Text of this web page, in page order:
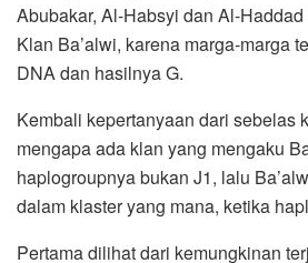
Abubakar, Al-Habsyi dan Al-
Klan Ba’alwi, karena marga-marga
DNA dan hasilnya G.
Kembali kepertanyaan dari sebelas
mengapa ada klan yang mengaku
haplogroupnya bukan J1, lalu
dalam klaster yang mana, ketika
Pertama dilihat dari kemungkinan